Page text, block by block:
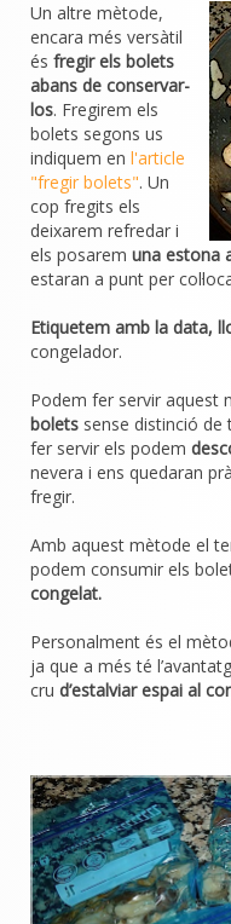
Un altre mètode,
encara més versàtil
és fregir els bolets
abans de conservar-
los. Fregirem els
bolets segons us
indiquem en l'article
"fregir bolets". Un
cop fregits els
deixarem refredar i
els posarem una estona
estaran a punt per
Etiquetem amb la data,
congelador.
Podem fer servir aquest
bolets sense distinció de
fer servir els podem
nevera i ens quedaran
fregir.
Amb aquest mètode el
podem consumir els
congelat.
Personalment és el
ja que a més té
cru d’estalviar espai al